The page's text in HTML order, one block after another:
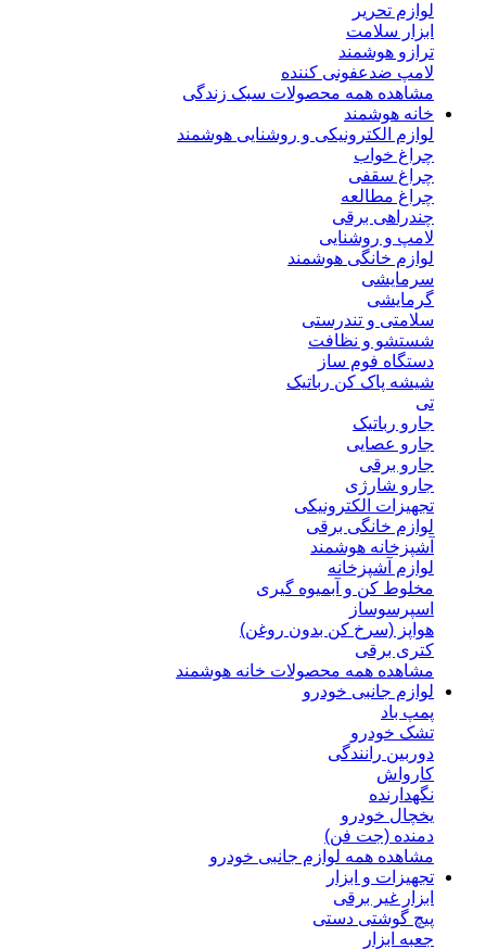
لوازم تحریر
ابزار سلامت
ترازو هوشمند
لامپ ضدعفونی کننده
مشاهده همه محصولات سبک زندگی
خانه هوشمند
لوازم الکترونیکی و روشنایی هوشمند
چراغ خواب
چراغ سقفی
چراغ مطالعه
چندراهی برقی
لامپ و روشنایی
لوازم خانگی هوشمند
سرمایشی
گرمایشی
سلامتی و تندرستی
شستشو و نظافت
دستگاه فوم ساز
شیشه پاک کن رباتیک
تی
جارو رباتیک
جارو عصایی
جارو برقی
جارو شارژی
تجهیزات الکترونیکی
لوازم خانگی برقی
آشپزخانه هوشمند
لوازم آشپزخانه
مخلوط کن و آبمیوه گیری
اسپرسوساز
هواپز (سرخ کن بدون روغن)
کتری برقی
مشاهده همه محصولات خانه هوشمند
لوازم جانبی خودرو
پمپ باد
تشک خودرو
دوربین رانندگی
کارواش
نگهدارنده
یخچال خودرو
دمنده (جت فن)
مشاهده همه لوازم جانبی خودرو
تجهیزات و ابزار
ابزار غیر برقی
پیچ گوشتی دستی
جعبه ابزار